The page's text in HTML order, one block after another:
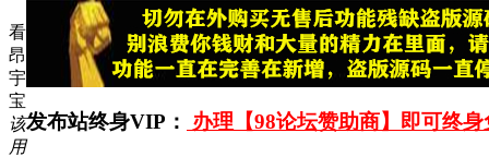
看
昂
宇
宝
该
用
发布站终身VIP： 办理【98论坛赞助商】即可终